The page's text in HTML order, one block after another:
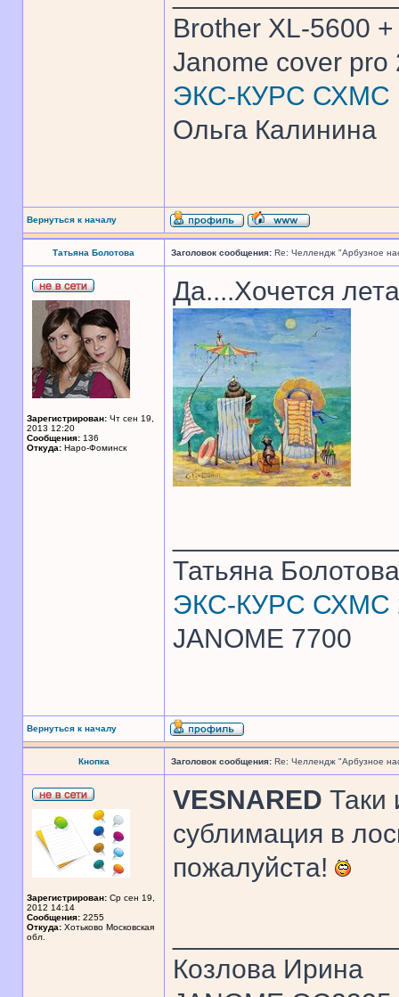
Brother XL-5600
Janome cover pro
ЭКС-КУРС СХМС
Ольга Калинина
Вернуться к началу
Татьяна Болотова Заголовок сообщения: Re: Челлендж "Арбузное
Зарегистрирован: Чт сен 19,
2013 12:20
Сообщения: 136
Откуда: Наро-Фоминск
Да....Хочется
Татьяна Болотова
ЭКС-КУРС СХМС
JANOME 7700
Вернуться к началу
Кнопка Заголовок сообщения: Re: Челлендж "Арбузное
Зарегистрирован: Ср сен 19,
2012 14:14
Сообщения: 2255
Откуда: Хотьково Московская
обл.
VESNARED Таки
сублимация в
пожалуйста!
Козлова Ирина